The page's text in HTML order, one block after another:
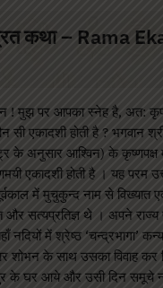
कथा – Rama
! मुझ पर आपका स्नेह है, अत:
सी एकादशी होती है ? भगवान
के अनुसार आश्विन) के कृष्णपक्ष
एकादशी होती है । यह परम
में मुचुकुन्द नाम से विख्यात
और सत्यप्रतिज्ञ थे । अपने
नदियों में श्रेष्ठ ‘चन्द्रभागा’
शोभन के साथ उसका विवाह कर
घर आये और उसी दिन समूचे